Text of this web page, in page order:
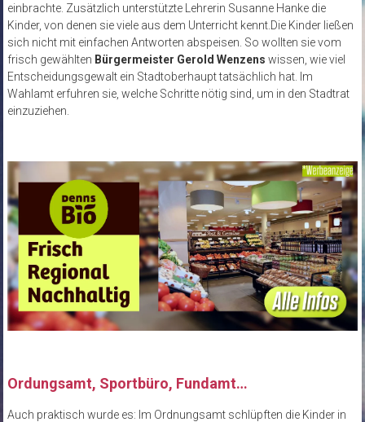
einbrachte. Zusätzlich unterstützte Lehrerin Susanne Hanke die
Kinder, von denen sie viele aus dem Unterricht kennt.Die Kinder ließen
sich nicht mit einfachen Antworten abspeisen. So wollten sie vom
frisch gewählten Bürgermeister Gerold Wenzens wissen, wie viel
Entscheidungsgewalt ein Stadtoberhaupt tatsächlich hat. Im
Wahlamt erfuhren sie, welche Schritte nötig sind, um in den Stadtrat
einzuziehen.
Ordungsamt, Sportbüro, Fundamt…
Auch praktisch wurde es: Im Ordnungsamt schlüpften die Kinder in